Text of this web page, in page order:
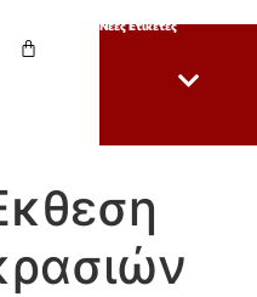
Νέες Ετικέτες